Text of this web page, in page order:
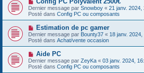
s
a
g
e
a
u
m
e
s
a
g
o
u
v
e
a
u
m
e
s
s
a
g
Dernier message par Snowboy « 21 janv. 2024,
Posté dans Config PC ou composants
N
o
u
v
a
u
m
Estimation de pc gamer
Dernier message par Bounty37 « 18 janv. 2024,
Posté dans Achat/vente occasion
N
o
u
v
Aide PC
Dernier message par ZeyKa « 03 janv. 2024,
Posté dans Config PC ou composants